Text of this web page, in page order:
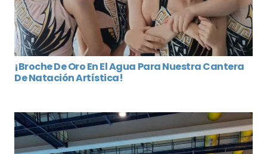
¡Broche De Oro En El Agua Para Nuestra Cantera
De Natación Artística!